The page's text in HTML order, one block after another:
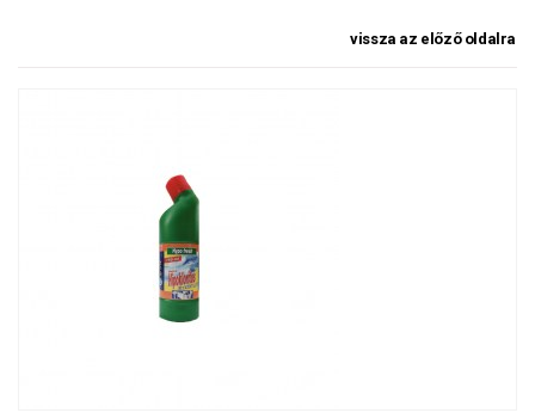
vissza az előző oldalra